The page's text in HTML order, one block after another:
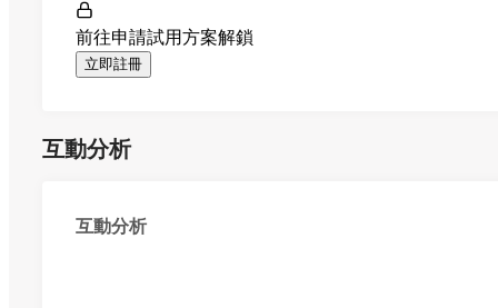
前往申請試用方案解鎖
立即註冊
互動分析
互動分析